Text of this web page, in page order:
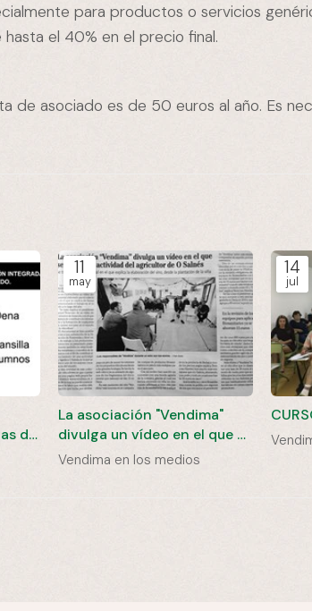
para productos o servicios
el 40% en el precio final.
de asociado es de 50 euros al año. Es
del
11
may
La asociación "Vendima"
divulga un vídeo en el que se
explica la actividad del
Vendima en los medios
14
jul